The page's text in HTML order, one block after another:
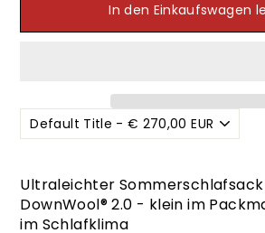
In den Einkaufswagen
Ultraleichter
DownWool® 2.0 - klein im
im Schlafklima